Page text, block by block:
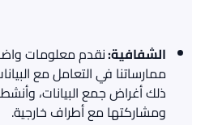
الشفافية:نقدم معلومات
ممارساتنا في التعامل مع
ذلك أغراض جمع البيانات،
ومشاركتها مع أطراف خارجية.